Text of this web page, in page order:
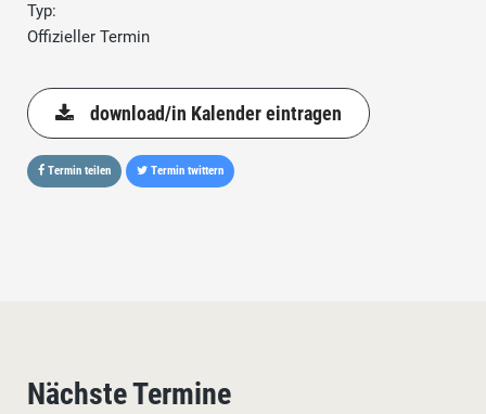
Typ:
Offizieller Termin
download/in Kalender eintragen
Termin teilen Termin twittern
Nächste Termine